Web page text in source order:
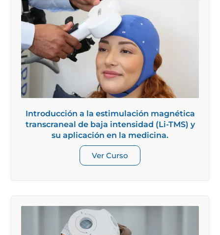
Introducción a la estimulación magnética
transcraneal de baja intensidad (Li-TMS) y
su aplicación en la medicina.
Ver Curso